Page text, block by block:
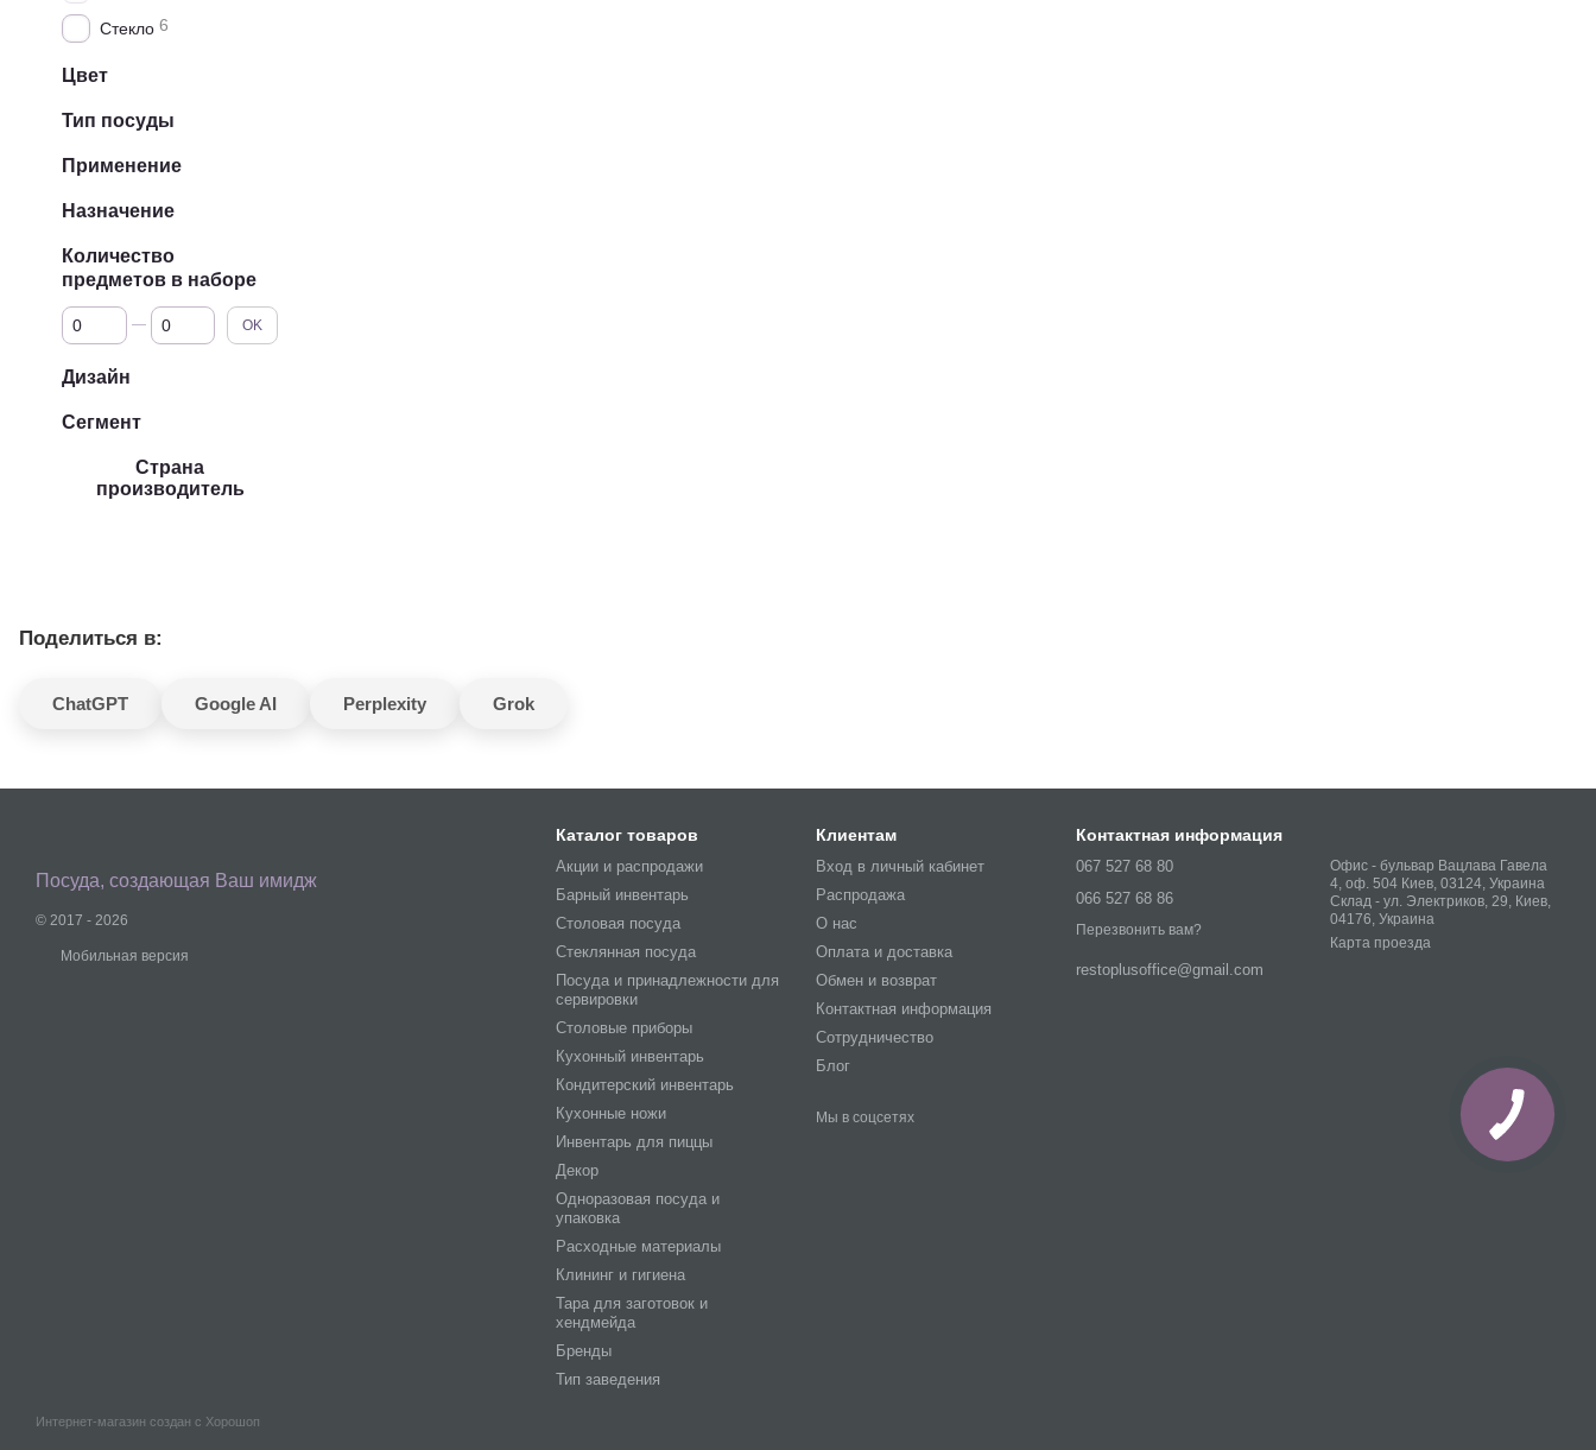
Стекло 6
Цвет
Тип посуды
Применение
Назначение
Количество
предметов в наборе
От Количество предметов в наборе
До Количество предметов в наборе
OK
Дизайн
Сегмент
Страна
производитель
Поделиться в:
ChatGPT Google AI Perplexity Grok
Посуда, создающая Ваш имидж
© 2017 - 2026
Мобильная версия
Интернет-магазин создан с Хорошоп
Каталог товаров
Акции и распродажи
Барный инвентарь
Столовая посуда
Стеклянная посуда
Посуда и принадлежности для
сервировки
Столовые приборы
Кухонный инвентарь
Кондитерский инвентарь
Кухонные ножи
Инвентарь для пиццы
Декор
Одноразовая посуда и
упаковка
Расходные материалы
Клининг и гигиена
Тара для заготовок и
хендмейда
Бренды
Тип заведения
Клиентам
Вход в личный кабинет
Распродажа
О нас
Оплата и доставка
Обмен и возврат
Контактная информация
Сотрудничество
Блог
Мы в соцсетях
Контактная информация
067 527 68 80
066 527 68 86
Перезвонить вам?
restoplusoffice@gmail.com
Офис - бульвар Вацлава Гавела
4, оф. 504 Киев, 03124, Украина
Склад - ул. Электриков, 29, Киев,
04176, Украина
Карта проезда